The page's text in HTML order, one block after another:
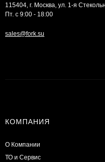
115404, г. Москва, ул. 1-я
Пт. с 9:00 - 18:00
sales@fork.su
КОМПАНИЯ
О Компании
ТО и Сервис